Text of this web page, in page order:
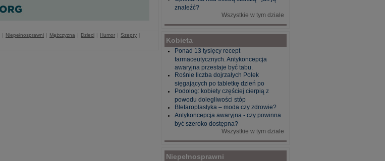
| Niepełnosprawni | Mężczyzna | Dzieci | Humor | Szepty |
znaleźć?
Wszystkie w tym dziale
Kobieta
Ponad 13 tysięcy recept
farmaceutycznych. Antykoncepcja
awaryjna przestaje być tabu.
Rośnie liczba dojrzałych Polek
sięgających po tabletkę dzień po
Podolog: kobiety częściej cierpią z
powodu dolegliwości stóp
Blefaroplastyka – moda czy zdrowie?
Antykoncepcja awaryjna - czy powinna
być szeroko dostępna?
Wszystkie w tym dziale
Niepełnosprawni